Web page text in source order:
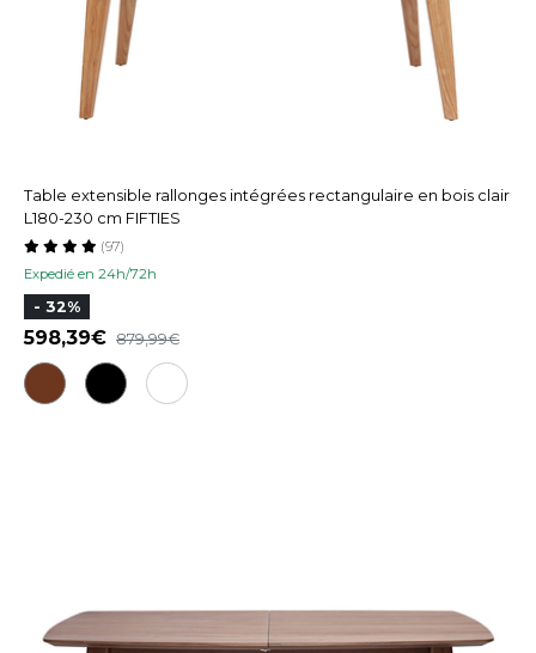
Table extensible rallonges intégrées rectangulaire en bois clair
L180-230 cm FIFTIES
Expedié en 24h/72h
(97)
- 32%
598,39 879,99